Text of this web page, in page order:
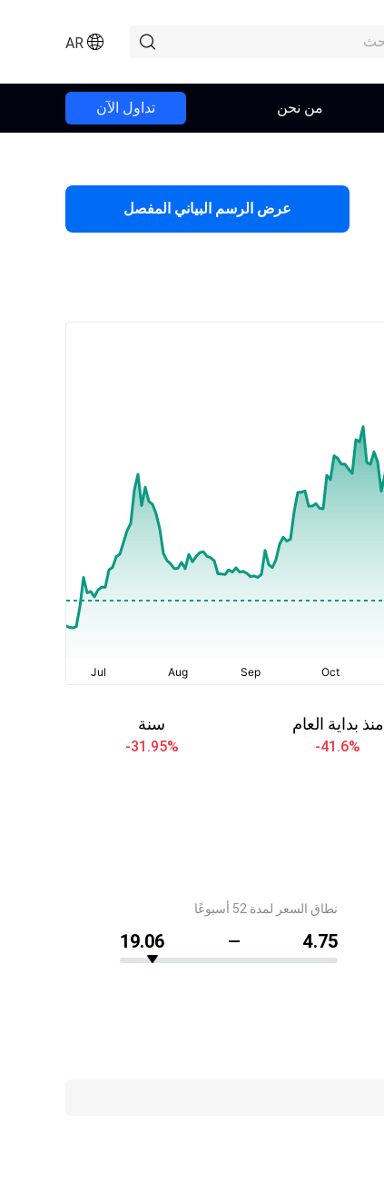
AR
من نحن تداول الآن
عرض الرسم البياني المفصل
منذ بداية العام
-41.6%
سنة
-31.95%
نطاق السعر لمدة 52 أسبوعًا
4.75
19.06